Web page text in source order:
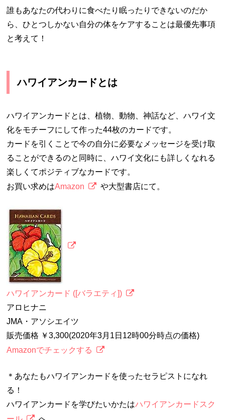
誰もあなたの代わりに食べたり眠ったりできないのだか
ら、ひとつしかない自分の体をケアすることは最優先事項
と考えて！
ハワイアンカードとは
ハワイアンカードとは、植物、動物、神話など、ハワイ文
化をモチーフにして作った44枚のカードです。
カードを引くことで今の自分に必要なメッセージを受け取
ることができるのと同時に、ハワイ文化にも詳しくなれる
楽しくてポジティブなカードです。
お買い求めはAmazon や大型書店にて。
ハワイアンカード ([バラエティ])
アロヒナニ
JMA・アソシエイツ
販売価格 ￥3,300(2020年3月1日12時00分時点の価格)
Amazonでチェックする
＊あなたもハワイアンカードを使ったセラピストになれ
る！
ハワイアンカードを学びたいかたはハワイアンカードスク